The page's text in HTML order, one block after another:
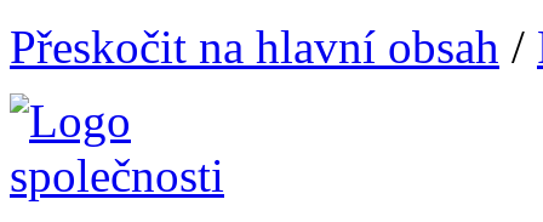
Přeskočit na hlavní obsah /